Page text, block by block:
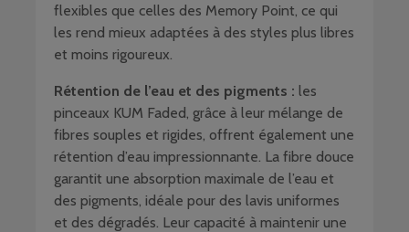
flexibles que celles des Memory Point, ce qui
les rend mieux adaptées à des styles plus libres
et moins rigoureux.
Rétention de l’eau et des pigments : les
pinceaux KUM Faded, grâce à leur mélange de
fibres souples et rigides, offrent également une
rétention d’eau impressionnante. La fibre douce
garantit une absorption maximale de l’eau et
des pigments, idéale pour des lavis uniformes
et des dégradés. Leur capacité à maintenir une